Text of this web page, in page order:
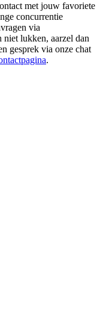
met jouw favoriete
concurrentie
via
niet lukken, aarzel dan
gesprek via onze chat
.